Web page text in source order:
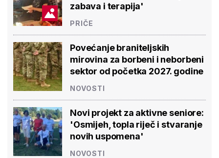
zabava i terapija'
PRIČE
Povećanje braniteljskih
mirovina za borbeni i neborbeni
sektor od početka 2027. godine
NOVOSTI
Novi projekt za aktivne seniore:
'Osmijeh, topla riječ i stvaranje
novih uspomena'
NOVOSTI